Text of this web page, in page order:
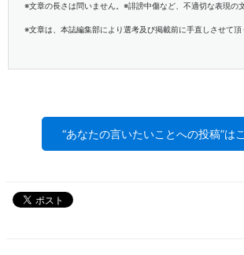
※文章の長さは問いません。※誹謗中傷など、不適切な表現の
※文章は、本誌編集部により選考及び掲載前に手直しさせて頂
“あなたの言いたいことへの投稿”は